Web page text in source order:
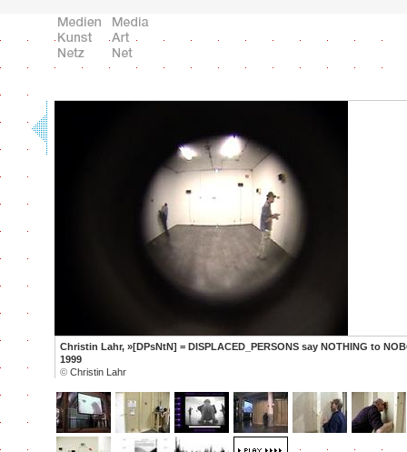
Christin Lahr, »[DPsNtN] = DISPLACED_PERSONS say NOTHING to
1999
© Christin Lahr